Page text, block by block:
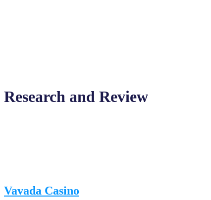
Research and Review
Vavada Casino